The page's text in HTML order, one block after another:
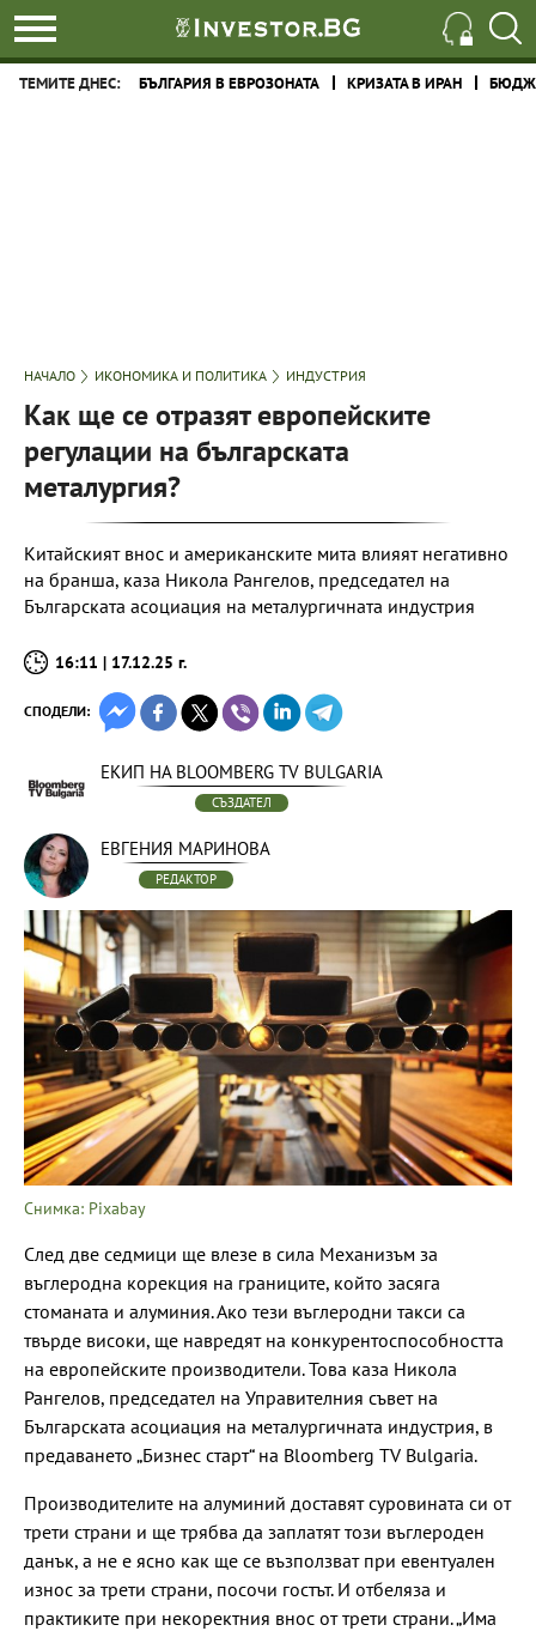
ТЕМИТЕ ДНЕС: БЪЛГАРИЯ В ЕВРОЗОНАТА КРИЗАТА В ИРАН
НАЧАЛО ИКОНОМИКА И ПОЛИТИКА ИНДУСТРИЯ
Как ще се отразят европейските
регулации на българската
металургия?
Китайският внос и американските мита влияят негативно
на бранша, каза Никола Рангелов, председател на
Българската асоциация на металургичната индустрия
16:11 | 17.12.25 г.
СПОДЕЛИ:
ЕКИП НА BLOOMBERG TV BULGARIA
СЪЗДАТЕЛ
ЕВГЕНИЯ МАРИНОВА
РЕДАКТОР
Снимка: Pixabay
След две седмици ще влезе в сила Механизъм за
въглеродна корекция на границите, който засяга
стоманата и алуминия. Ако тези въглеродни такси са
твърде високи, ще навредят на конкурентоспособността
на европейските производители. Това каза Никола
Рангелов, председател на Управителния съвет на
Българската асоциация на металургичната индустрия, в
предаването „Бизнес старт“ на Bloomberg TV Bulgaria.
Производителите на алуминий доставят суровината си от
трети страни и ще трябва да заплатят този въглероден
данък, а не е ясно как ще се възползват при евентуален
износ за трети страни, посочи гостът. И отбеляза и
практиките при некоректния внос от трети страни. „Има